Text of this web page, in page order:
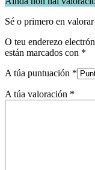
Sé o primero en
O teu enderezo
están marcados con *
A túa puntuación *
A túa valoración *